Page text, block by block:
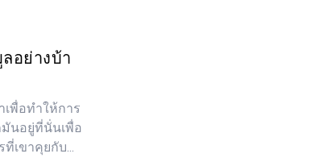
อย่างบ้า
พื่อทำให้การ
มันอยู่ที่นั่นเพื่อ
เขาคุยกับ...